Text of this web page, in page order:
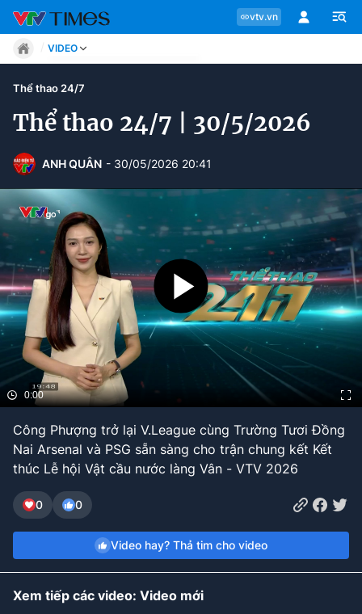
vtv.vn
Chuyên mục
Tin tức
Move
Phong cách
Chân dung
Sự kiện
Bóng đá
Thể thao Điện tử
Các môn khác
VIDEO
VIDEO
Move
Phong cách
Chân dung
Sự kiện
Thể thao điện tử
Các môn khác
Video
Bên lề
Thể thao 24/7
Thể thao 24/7 | 30/5/2026
ANH QUÂN - 30/05/2026 20:41
0:00
Công Phượng trở lại V.League cùng Trường Tươi Đồng
Nai Arsenal và PSG sẵn sàng cho trận chung kết Kết
thúc Lễ hội Vật cầu nước làng Vân - VTV 2026
0 0
Video hay? Thả tim cho video
Xem tiếp các video: Video mới